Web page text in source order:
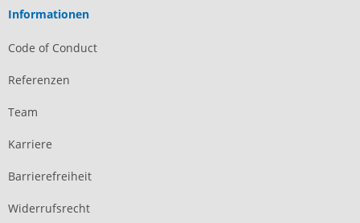
Informationen
Code of Conduct
Referenzen
Team
Karriere
Barrierefreiheit
Widerrufsrecht